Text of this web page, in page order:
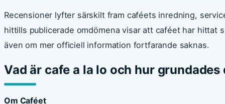
Recensioner lyfter särskilt fram caféets inredning,
hittills publicerade omdömena visar att caféet har hittat
även om mer officiell information fortfarande saknas.
Vad är cafe a la lo och hur grundades
Om Caféet